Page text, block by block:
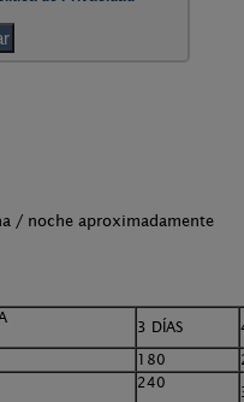
/ noche aproximadamente
3 DÍAS
180
240